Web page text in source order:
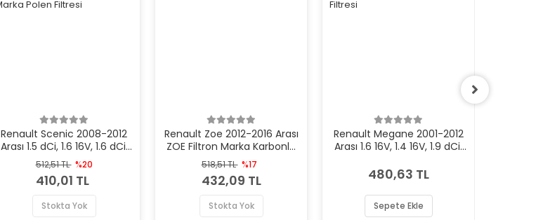
Renault Scenic 2008-2012
Arası 1.5 dCi, 1.6 16V, 1.6 dCi,
2.0 16V, 1.6 E85, 1.4 16V
Kraftvoll Marka Polen Filtresi
512,51 TL %20
410,01 TL
Stokta Yok
Renault Zoe 2012-2016 Arası
ZOE Filtron Marka Karbonlu
Polen Filtresi
518,51 TL %17
432,09 TL
Stokta Yok
Renault Megane 2001-2012
Arası 1.6 16V, 1.4 16V, 1.9 dCi,
Polen Filtresi
480,63 TL
Sepete Ekle